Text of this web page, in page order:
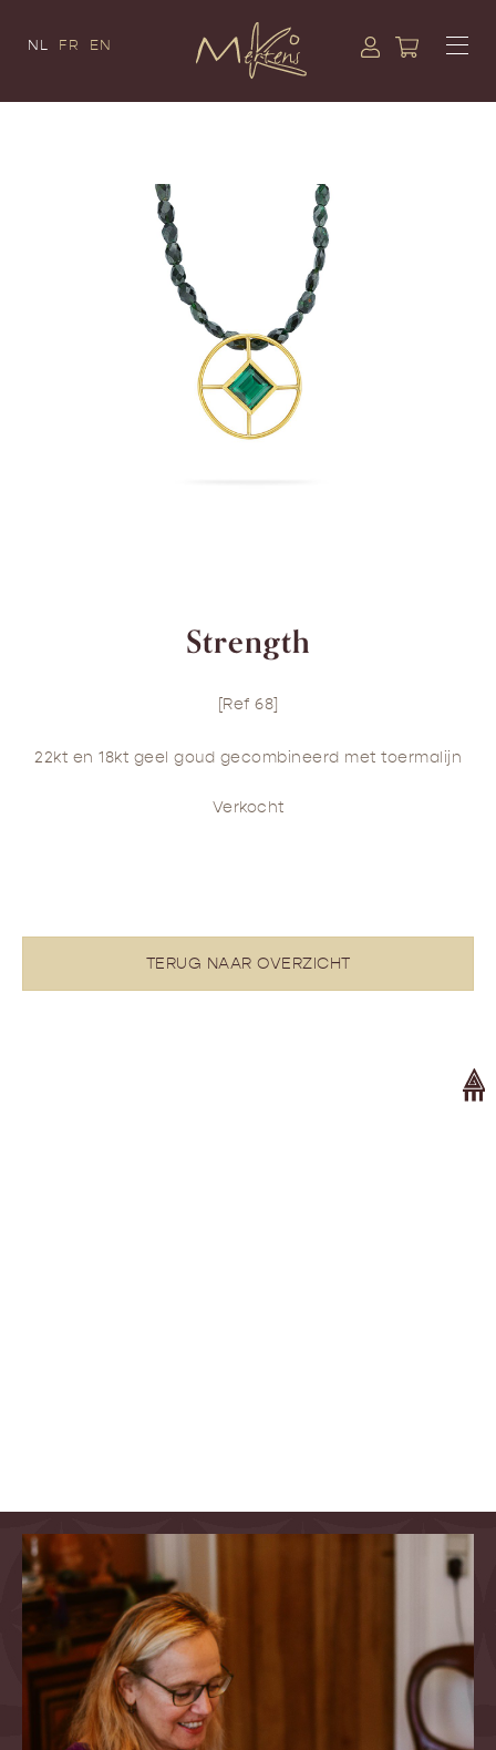
NL FR EN
Strength
[Ref 68]
22kt en 18kt geel goud gecombineerd met toermalijn
Verkocht
TERUG NAAR OVERZICHT